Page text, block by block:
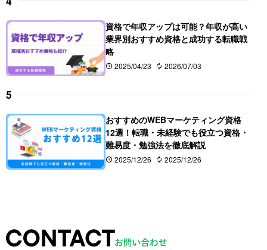
資格で年収アップは可能？年収が高い
業界別おすすめ資格と成功する転職戦
略
2025/04/23 2026/07/03
おすすめのWEBマーケティング資格
12選！転職・未経験でも役立つ資格・
難易度・勉強法を徹底解説
2025/12/26 2025/12/26